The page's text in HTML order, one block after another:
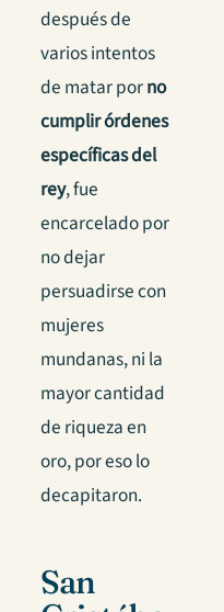
después de
varios intentos
de matar porno
cumplir órdenes
específicas del
rey, fue
encarcelado por
no dejar
persuadirse con
mujeres
mundanas, ni la
mayor cantidad
de riqueza en
oro, por eso lo
decapitaron.
San